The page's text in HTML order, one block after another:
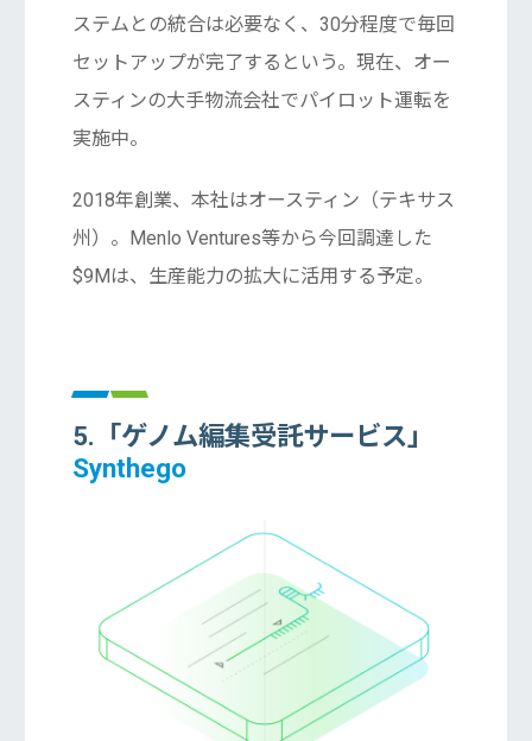
ステムとの統合は必要なく、30分程度で毎回
セットアップが完了するという。現在、オー
スティンの大手物流会社でパイロット運転を
実施中。
2018年創業、本社はオースティン（テキサス
州）。Menlo Ventures等から今回調達した
$9Mは、生産能力の拡大に活用する予定。
5.「ゲノム編集受託サービス」
Synthego